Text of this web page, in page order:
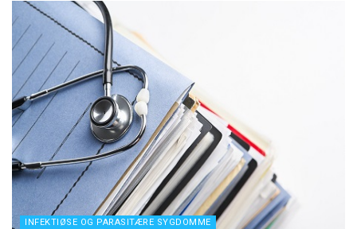
INFEKTIØSE OG PARASITÆRE SYGDOMME